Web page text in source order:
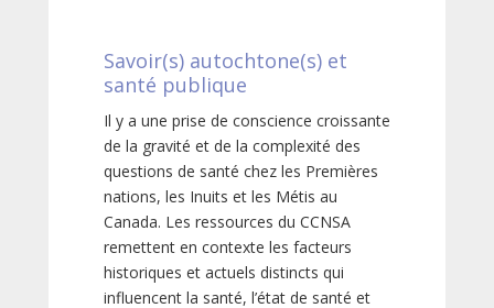
Savoir(s) autochtone(s) et
santé publique
Il y a une prise de conscience croissante
de la gravité et de la complexité des
questions de santé chez les Premières
nations, les Inuits et les Métis au
Canada. Les ressources du CCNSA
remettent en contexte les facteurs
historiques et actuels distincts qui
influencent la santé, l’état de santé et